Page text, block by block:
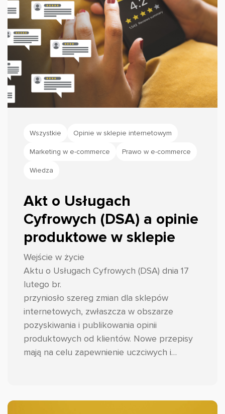
Wszystkie Opinie w sklepie internetowym
Marketing w e-commerce Prawo w e-commerce
Wiedza
Akt o Usługach
Cyfrowych (DSA) a opinie
produktowe w sklepie
Wejście w życie
Aktu o Usługach Cyfrowych (DSA) dnia 17
lutego br.
przyniosło szereg zmian dla sklepów
internetowych, zwłaszcza w obszarze
pozyskiwania i publikowania opinii
produktowych od klientów. Nowe przepisy
mają na celu zapewnienie uczciwych i